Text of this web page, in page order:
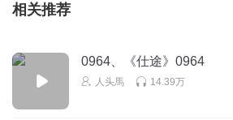
相关推荐
0964、《仕途》0964
人头馬 14.39万